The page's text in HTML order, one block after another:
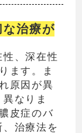
な治療が
、深在性
ます。ま
原因が異
なりま
皮症のバ
治療法を